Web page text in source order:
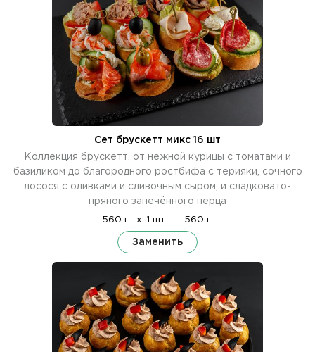
Сет брускетт микс 16 шт
Коллекция брускетт, от нежной курицы с томатами и
базиликом до благородного ростбифа с терияки, сочного
лосося с оливками и сливочным сыром, и сладковато-
пряного запечённого перца
560 г. x 1 шт. = 560 г.
Заменить